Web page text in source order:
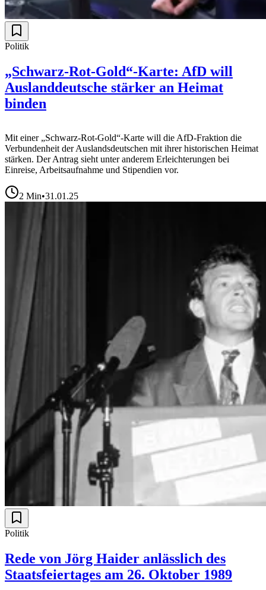
Politik
„Schwarz-Rot-Gold“-Karte: AfD will
Auslanddeutsche stärker an Heimat
binden
Mit einer „Schwarz-Rot-Gold“-Karte will die AfD-Fraktion die
Verbundenheit der Auslandsdeutschen mit ihrer historischen Heimat
stärken. Der Antrag sieht unter anderem Erleichterungen bei
Einreise, Arbeitsaufnahme und Stipendien vor.
2 Min•31.01.25
Politik
Rede von Jörg Haider anlässlich des
Staatsfeiertages am 26. Oktober 1989